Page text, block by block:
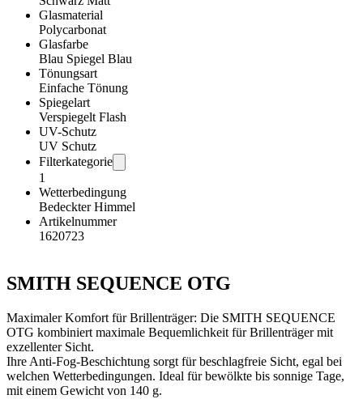
Glasmaterial
Polycarbonat
Glasfarbe
Blau Spiegel Blau
Tönungsart
Einfache Tönung
Spiegelart
Verspiegelt Flash
UV-Schutz
UV Schutz
Filterkategorie
1
Wetterbedingung
Bedeckter Himmel
Artikelnummer
1620723
SMITH SEQUENCE OTG
Maximaler Komfort für Brillenträger: Die SMITH SEQUENCE
OTG kombiniert maximale Bequemlichkeit für Brillenträger mit
exzellenter Sicht.
Ihre Anti-Fog-Beschichtung sorgt für beschlagfreie Sicht, egal bei
welchen Wetterbedingungen. Ideal für bewölkte bis sonnige Tage,
mit einem Gewicht von 140 g.